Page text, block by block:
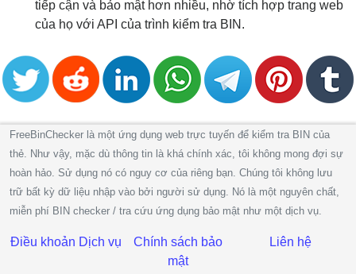
tiếp cận và bảo mật hơn nhiều, nhờ tích hợp trang web
của họ với API của trình kiểm tra BIN.
FreeBinChecker là một ứng dụng web trực tuyến để kiểm tra BIN của
thẻ. Như vậy, mặc dù thông tin là khá chính xác, tôi không mong đợi sự
hoàn hảo. Sử dụng nó có nguy cơ của riêng bạn. Chúng tôi không lưu
trữ bất kỳ dữ liệu nhập vào bởi người sử dụng. Nó là một nguyên chất,
miễn phí BIN checker / tra cứu ứng dụng bảo mật như một dịch vụ.
Điều khoản Dịch vụ
Chính sách bảo
mật
Liên hệ